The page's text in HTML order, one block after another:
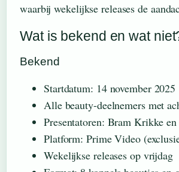
waarbij wekelijkse releases de
Wat is bekend en wat
Bekend
Startdatum: 14 november 2025
Alle beauty-deelnemers met
Presentatoren: Bram Krikke
Platform: Prime Video
Wekelijkse releases op vrijdag